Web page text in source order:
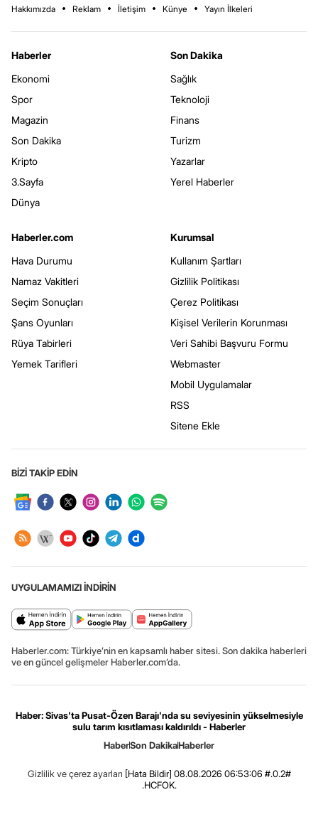
Hakkımızda Reklam İletişim Künye Yayın İlkeleri
Haberler
Ekonomi
Spor
Magazin
Son Dakika
Kripto
3.Sayfa
Dünya
Son Dakika
Sağlık
Teknoloji
Finans
Turizm
Yazarlar
Yerel Haberler
Haberler.com
Hava Durumu
Namaz Vakitleri
Seçim Sonuçları
Şans Oyunları
Rüya Tabirleri
Yemek Tarifleri
Kurumsal
Kullanım Şartları
Gizlilik Politikası
Çerez Politikası
Kişisel Verilerin Korunması
Veri Sahibi Başvuru Formu
Webmaster
Mobil Uygulamalar
RSS
Sitene Ekle
BİZİ TAKİP EDİN
UYGULAMAMIZI İNDİRİN
Haberler.com: Türkiye’nin en kapsamlı haber sitesi. Son dakika haberleri
ve en güncel gelişmeler Haberler.com’da.
Haber: Sivas'ta Pusat-Özen Barajı'nda su seviyesinin yükselmesiyle
sulu tarım kısıtlaması kaldırıldı - Haberler
HaberSon DakikaHaberler
Gizlilik ve çerez ayarları [Hata Bildir] 08.08.2026 06:53:06 #.0.2#
.HCFOK.